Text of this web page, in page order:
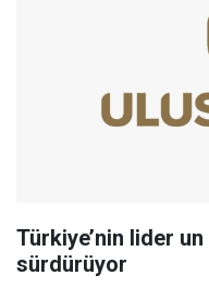
Türkiye’nin lider un
sürdürüyor